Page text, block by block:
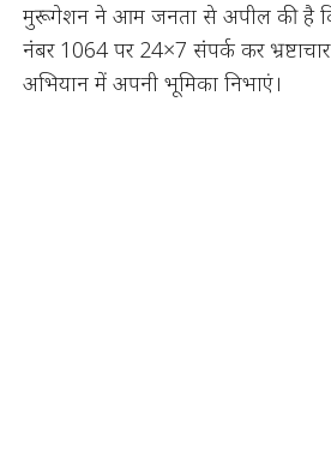
मुरूगेशन ने आम जनता से अपील की है कि
नंबर 1064 पर 24×7 संपर्क कर
अभियान में अपनी भूमिका निभाएं।